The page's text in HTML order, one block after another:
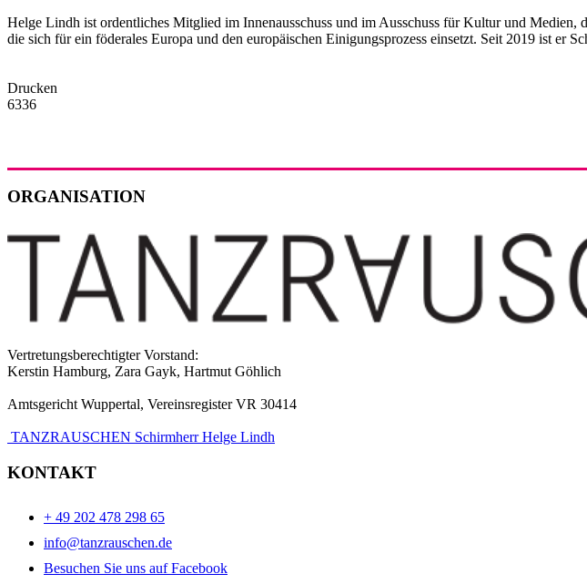
Helge Lindh ist ordentliches Mitglied im Innenausschuss und im Ausschuss für Kultur und
die sich für ein föderales Europa und den europäischen Einigungsprozess einsetzt. Seit 2019 ist er
Drucken
6336
ORGANISATION
Vertretungsberechtigter Vorstand:
Kerstin Hamburg, Zara Gayk, Hartmut Göhlich
Amtsgericht Wuppertal, Vereinsregister VR 30414
TANZRAUSCHEN Schirmherr Helge Lindh
KONTAKT
+ 49 202 478 298 65
info@tanzrauschen.de
Besuchen Sie uns auf Facebook